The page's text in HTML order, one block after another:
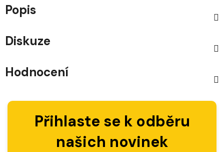
Popis
Diskuze
Hodnocení
Přihlaste se k odběru
našich novinek